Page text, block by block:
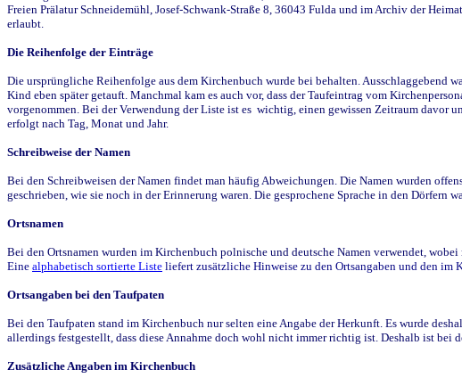
Freien Prälatur Schneidemühl, Josef-Schwank-Straße 8, 36043 Fulda und im Archiv der
erlaubt.
Die Reihenfolge der Einträge
Die ursprüngliche Reihenfolge aus dem Kirchenbuch wurde bei behalten. Ausschlaggebend
Kind eben später getauft. Manchmal kam es auch vor, dass der Taufeintrag vom
vorgenommen. Bei der Verwendung der Liste ist es wichtig, einen gewissen Zeitraum davor
erfolgt nach Tag, Monat und Jahr.
Schreibweise der Namen
Bei den Schreibweisen der Namen findet man häufig Abweichungen. Die Namen wurden
geschrieben, wie sie noch in der Erinnerung waren. Die gesprochene Sprache in den
Ortsnamen
Bei den Ortsnamen wurden im Kirchenbuch polnische und deutsche Namen verwendet,
Eine alphabetisch sortierte Liste liefert zusätzliche Hinweise zu den Ortsangaben und den im
Ortsangaben bei den Taufpaten
Bei den Taufpaten stand im Kirchenbuch nur selten eine Angabe der Herkunft. Es wurde
allerdings festgestellt, dass diese Annahme doch wohl nicht immer richtig ist. Deshalb ist bei
Zusätzliche Angaben im Kirchenbuch